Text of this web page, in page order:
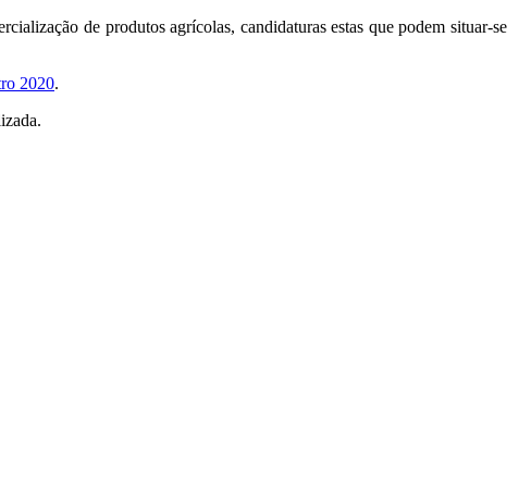
de produtos agrícolas, candidaturas estas que podem situar-se
2020.